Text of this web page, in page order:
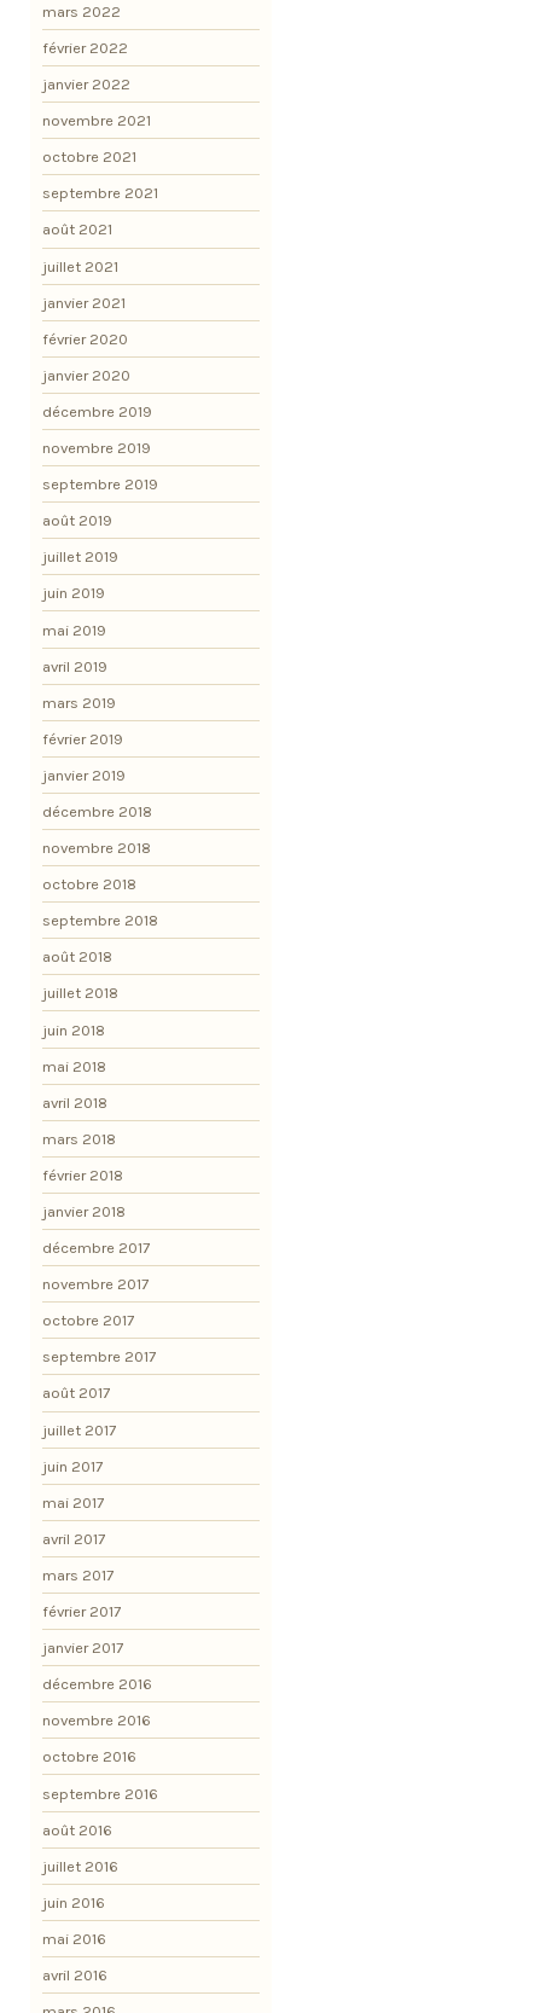
mars 2022
février 2022
janvier 2022
novembre 2021
octobre 2021
septembre 2021
août 2021
juillet 2021
janvier 2021
février 2020
janvier 2020
décembre 2019
novembre 2019
septembre 2019
août 2019
juillet 2019
juin 2019
mai 2019
avril 2019
mars 2019
février 2019
janvier 2019
décembre 2018
novembre 2018
octobre 2018
septembre 2018
août 2018
juillet 2018
juin 2018
mai 2018
avril 2018
mars 2018
février 2018
janvier 2018
décembre 2017
novembre 2017
octobre 2017
septembre 2017
août 2017
juillet 2017
juin 2017
mai 2017
avril 2017
mars 2017
février 2017
janvier 2017
décembre 2016
novembre 2016
octobre 2016
septembre 2016
août 2016
juillet 2016
juin 2016
mai 2016
avril 2016